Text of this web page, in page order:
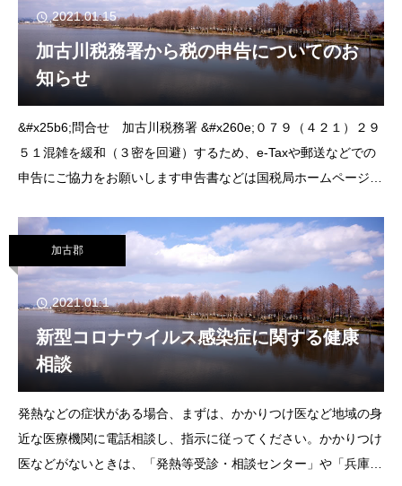
2021.01.15
加古川税務署から税の申告についてのお
知らせ
&#x25b6;問合せ 加古川税務署 &#x260e;０７９（４２１）２９
５１混雑を緩和（３密を回避）するため、e‐Taxや郵送などでの
申告にご協力をお願いします申告書などは国税局ホームページの
方式の届け出を済ませ
加古郡
2021.01.1
新型コロナウイルス感染症に関する健康
相談
発熱などの症状がある場合、まずは、かかりつけ医など地域の身
近な医療機関に電話相談し、指示に従ってください。かかりつけ
医などがないときは、「発熱等受診・相談センター」や「兵庫県